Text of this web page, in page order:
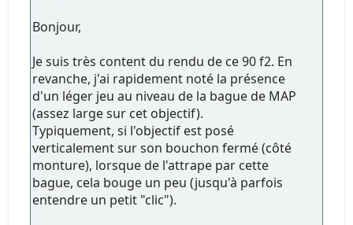
Bonjour,
Je suis très content du rendu de ce 90 f2. En
revanche, j'ai rapidement noté la présence
d'un léger jeu au niveau de la bague de MAP
(assez large sur cet objectif).
Typiquement, si l'objectif est posé
verticalement sur son bouchon fermé (côté
monture), lorsque de l'attrape par cette
bague, cela bouge un peu (jusqu'à parfois
entendre un petit "clic").